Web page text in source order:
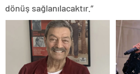
dönüş sağlanılacaktır.”